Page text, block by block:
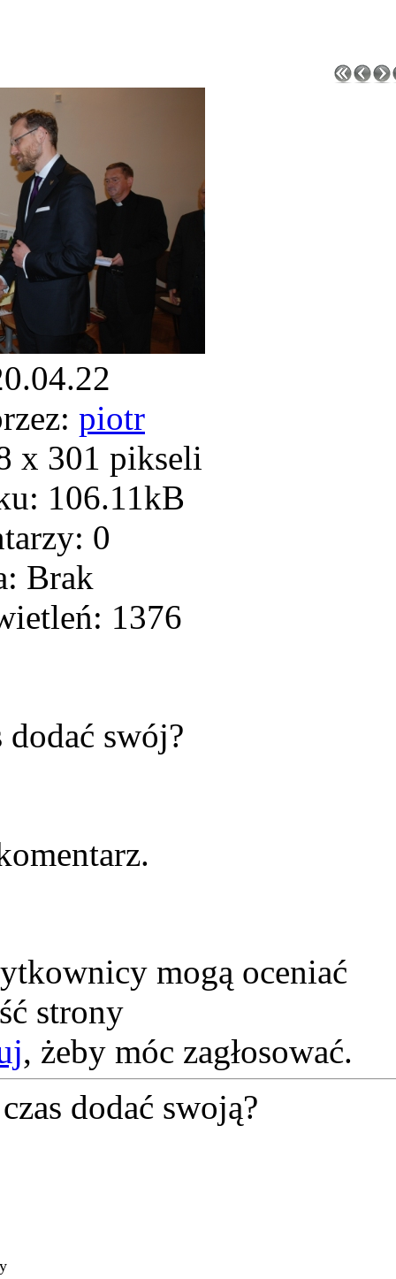
piotr
x 301 pikseli
106.11kB
0
Brak
1376
swój?
mogą oceniać
strony
, żeby móc zagłosować.
dodać swoją?